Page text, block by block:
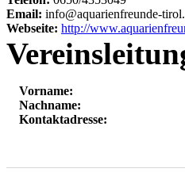
Email: info@aquarienfreunde-
Webseite: http://
Vorname:
Nachname:
Kontaktadresse: